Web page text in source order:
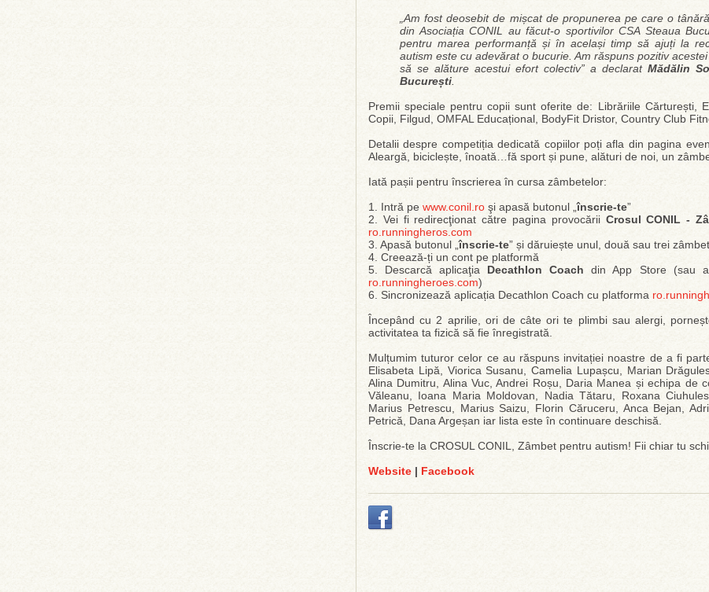
„Am fost deosebit de mișcat de propunerea pe care o
din Asociația CONIL au făcut-o sportivilor CSA Steaua
pentru marea performanță și în același timp să ajuți la
autism este cu adevărat o bucurie. Am răspuns pozitiv
să se alăture acestui efort colectiv” a declarat Mădălin
București
Premii speciale pentru copii sunt oferite de: Librăriile Cărturești,
Copii, Filgud, OMFAL Educațional, BodyFit Dristor, Country Club
Detalii despre competiția dedicată copiilor poți afla din pagina
Aleargă, biciclește, înoată…fă sport și pune, alături de noi, un
Iată pașii pentru înscrierea în cursa zâmbetelor:
1. Intră pe www.conil.ro şi apasă butonul „înscrie-te”
2. Vei fi redirecţionat către pagina provocării Crosul CONIL -
ro.runningheros.com
3. Apasă butonul „înscrie-te” și dăruiește unul, două sau trei
4. Creează-ți un cont pe platformă
5. Descarcă aplicaţia Decathlon Coach din App Store (sau
ro.runningheroes.com)
6. Sincronizează aplicația Decathlon Coach cu platforma
Începând cu 2 aprilie, ori de câte ori te plimbi sau alergi,
activitatea ta fizică să fie înregistrată.
Mulțumim tuturor celor ce au răspuns invitației noastre de a fi
Elisabeta Lipă, Viorica Susanu, Camelia Lupașcu, Marian
Alina Dumitru, Alina Vuc, Andrei Roșu, Daria Manea și echipa de
Văleanu, Ioana Maria Moldovan, Nadia Tătaru, Roxana
Marius Petrescu, Marius Saizu, Florin Căruceru, Anca Bejan,
Petrică, Dana Argeșan iar lista este în continuare deschisă.
Înscrie-te la CROSUL CONIL, Zâmbet pentru autism! Fii chiar tu
Website | Facebook